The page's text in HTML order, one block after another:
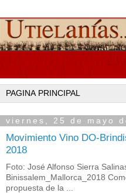
viernes, 25 de mayo
Movimiento Vino DO-
2018
Foto: José Alfonso Sierra
Binissalem_Mallorca_2018
propuesta de la ...